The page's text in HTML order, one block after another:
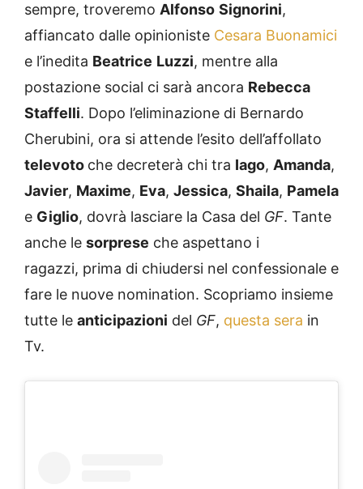
sempre, troveremo Alfonso Signorini,
affiancato dalle opinioniste Cesara Buonamici
e l’inedita Beatrice Luzzi, mentre alla
postazione social ci sarà ancora Rebecca
Staffelli. Dopo l’eliminazione di Bernardo
Cherubini, ora si attende l’esito dell’affollato
televoto che decreterà chi tra Iago, Amanda,
Javier, Maxime, Eva, Jessica, Shaila, Pamela
e Giglio, dovrà lasciare la Casa del GF. Tante
anche le sorprese che aspettano i
ragazzi, prima di chiudersi nel confessionale e
fare le nuove nomination. Scopriamo insieme
tutte le anticipazioni del GF, questa sera in
Tv.